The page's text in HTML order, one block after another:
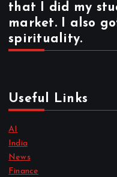
that I did my
market. I also
spirituality.
Useful Links
AI
India
News
Finance